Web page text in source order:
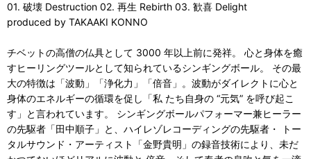
01. 破壊 Destruction 02. 再生 Rebirth 03. 歓喜 Delight
produced by TAKAAKI KONNO
チベットの高僧の仏具として 3000 年以上前に発祥。 心と身体を癒
すヒーリングツールとして知られているシンギングボール。 その最
大の特徴は「波動」「浄化力」「倍音」。波動がダイレクトに心と
身体のエネルギーの循環を促し「私 たち自身の “元気” を呼び起こ
す」と言われています。 シンギングボールパフォーマー兼ヒーラー
の先駆者「田中順子」と、ハイレゾレコーディングの先駆者・ トー
タルサウンド・アーティスト「金野貴明」の録音技術により、未だ